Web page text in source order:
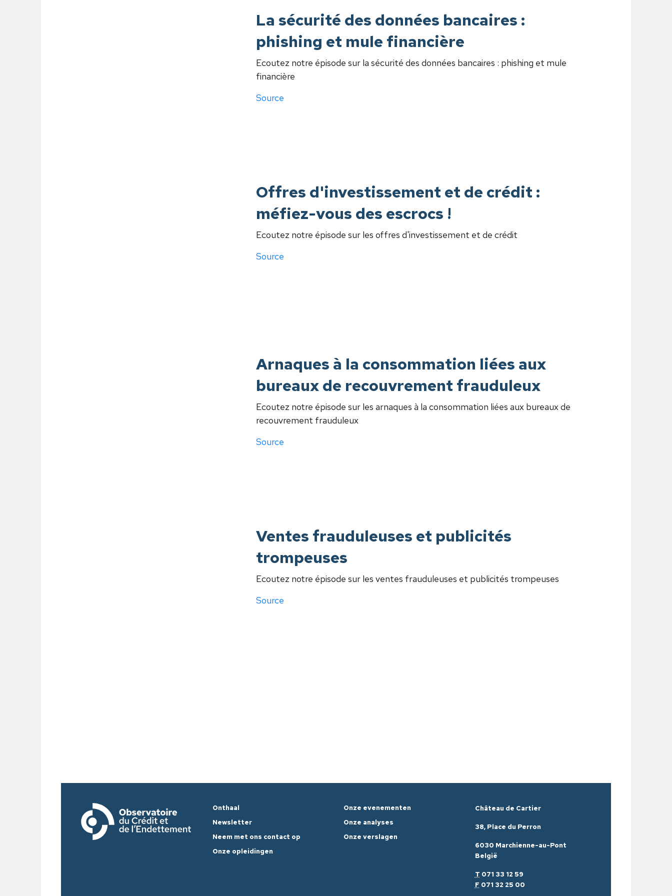
La sécurité des données bancaires :
phishing et mule financière
Ecoutez notre épisode sur la sécurité des données bancaires : phishing et mule
financière
Source
Offres d'investissement et de crédit :
méfiez-vous des escrocs !
Ecoutez notre épisode sur les offres d'investissement et de crédit
Source
Arnaques à la consommation liées aux
bureaux de recouvrement frauduleux
Ecoutez notre épisode sur les arnaques à la consommation liées aux bureaux de
recouvrement frauduleux
Source
Ventes frauduleuses et publicités
trompeuses
Ecoutez notre épisode sur les ventes frauduleuses et publicités trompeuses
Source
Onthaal
Newsletter
Neem met ons contact op
Onze opleidingen
Onze evenementen
Onze analyses
Onze verslagen
Château de Cartier
38, Place du Perron
6030 Marchienne-au-Pont
België
T 071 33 12 59
F 071 32 25 00